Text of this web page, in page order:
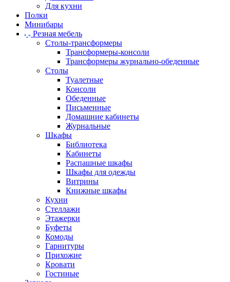
Для кухни
Полки
Минибары
Резная мебель
Столы-трансформеры
Трансформеры-консоли
Трансформеры журнально-обеденные
Столы
Туалетные
Консоли
Обеденные
Письменные
Домашние кабинеты
Журнальные
Шкафы
Библиотека
Кабинеты
Распашные шкафы
Шкафы для одежды
Витрины
Книжные шкафы
Кухни
Стеллажи
Этажерки
Буфеты
Комоды
Гарнитуры
Прихожие
Кровати
Гостиные